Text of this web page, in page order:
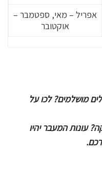
אפריל – מאי, ספטמבר –
אוקטובר
מושלמים? לכו על
עונות המעבר יהיו